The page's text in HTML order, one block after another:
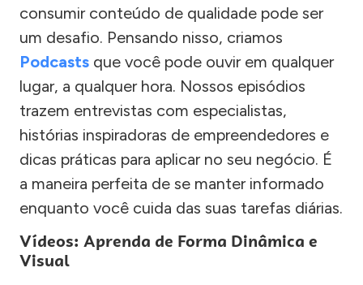
consumir conteúdo de qualidade pode ser
um desafio. Pensando nisso, criamos
Podcasts que você pode ouvir em qualquer
lugar, a qualquer hora. Nossos episódios
trazem entrevistas com especialistas,
histórias inspiradoras de empreendedores e
dicas práticas para aplicar no seu negócio. É
a maneira perfeita de se manter informado
enquanto você cuida das suas tarefas diárias.
Vídeos: Aprenda de Forma Dinâmica e
Visual